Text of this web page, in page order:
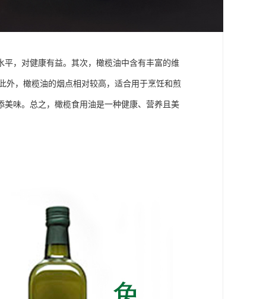
，对健康有益。其次，橄榄油中含有丰富的维
外，橄榄油的烟点相对较高，适合用于烹饪和煎
味。总之，橄榄食用油是一种健康、营养且美